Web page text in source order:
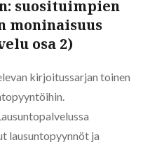
suosituimpien
moninaisuus
osa 2)
kirjoitussarjan toinen
lausuntopyynnöt ja